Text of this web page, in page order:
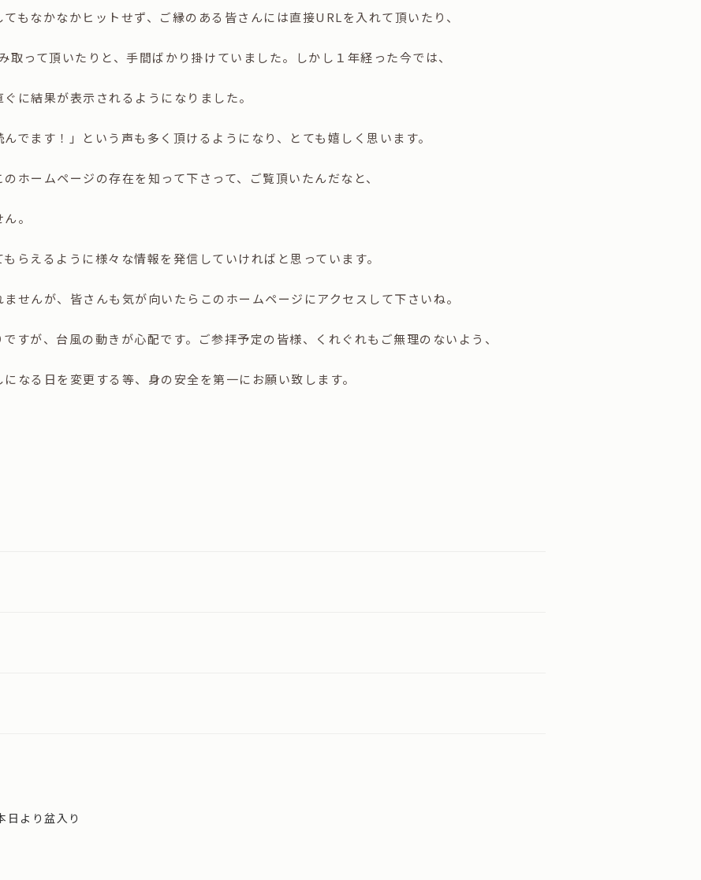
もなかなかヒットせず、ご縁のある皆さんには直接URLを入れて頂いたり、
取って頂いたりと、手間ばかり掛けていました。しかし１年経った今では、
に結果が表示されるようになりました。
でます！」という声も多く頂けるようになり、とても嬉しく思います。
ホームページの存在を知って下さって、ご覧頂いたんだなと、
。
らえるように様々な情報を発信していければと思っています。
せんが、皆さんも気が向いたらこのホームページにアクセスして下さいね。
すが、台風の動きが心配です。ご参拝予定の皆様、くれぐれもご無理のないよう、
なる日を変更する等、身の安全を第一にお願い致します。
日より盆入り